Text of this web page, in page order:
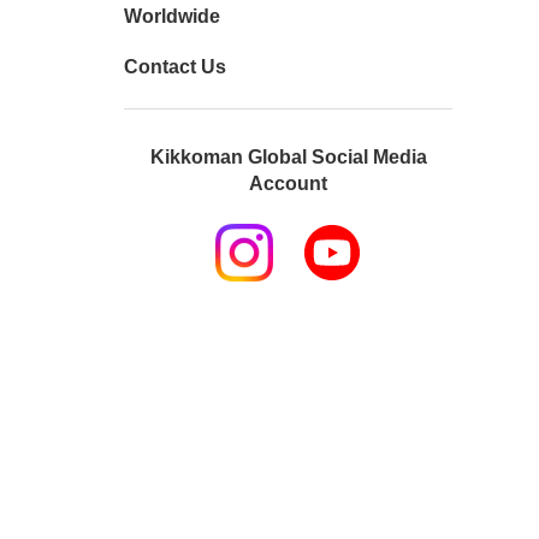
Worldwide
Contact Us
Kikkoman Global Social Media
Account